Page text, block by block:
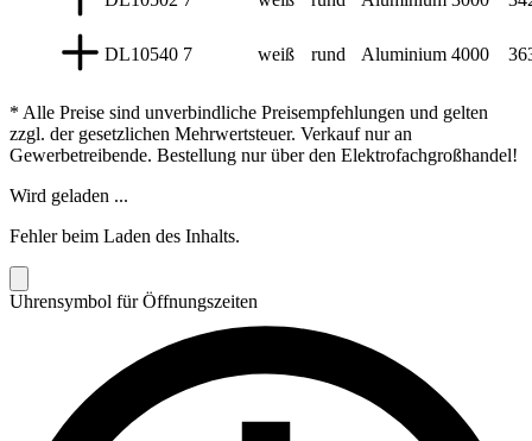
DL10540 7 weiß rund Aluminium 4000
* Alle Preise sind unverbindliche Preisempfehlungen und gelten
zzgl. der gesetzlichen Mehrwertsteuer. Verkauf nur an
Gewerbetreibende. Bestellung nur über den Elektrofachgroßhandel!
Wird geladen ...
Fehler beim Laden des Inhalts.
Uhrensymbol für Öffnungszeiten